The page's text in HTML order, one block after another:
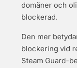
domäner och
blockerad.
Den mer
blockering vid
Steam Guard-